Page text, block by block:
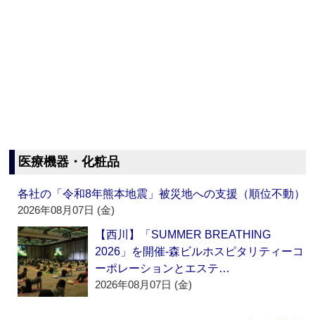
医療機器・化粧品
各社の「令和8年熊本地震」被災地への支援（順位不動）
2026年08月07日 (金)
【西川】「SUMMER BREATHING
2026」を開催‐森ビルホスピタリティーコ
ーポレーションとエステ…
2026年08月07日 (金)